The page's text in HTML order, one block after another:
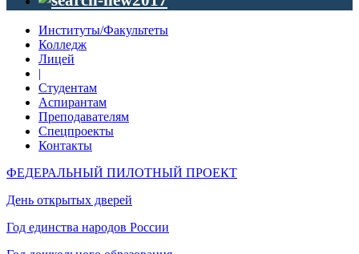
Институты/Факультеты
Колледж
Лицей
|
Студентам
Аспирантам
Преподавателям
Спецпроекты
Контакты
ФЕДЕРАЛЬНЫЙ ПИЛОТНЫЙ ПРОЕКТ
День открытых дверей
Год единства народов России